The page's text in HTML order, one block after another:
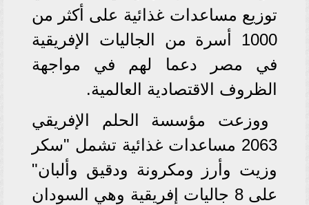
توزيع مساعدات غذائية على أكثر من
1000 أسرة من الجاليات الإفريقية
في مصر دعما لهم في مواجهة
الظروف الاقتصادية العالمية.
ووزعت مؤسسة الحلم الإفريقي
2063 مساعدات غذائية تشمل "سكر
وزيت وأرز ومكرونة ودقيق وألبان"
على 8 جاليات إفريقية وهي السودان